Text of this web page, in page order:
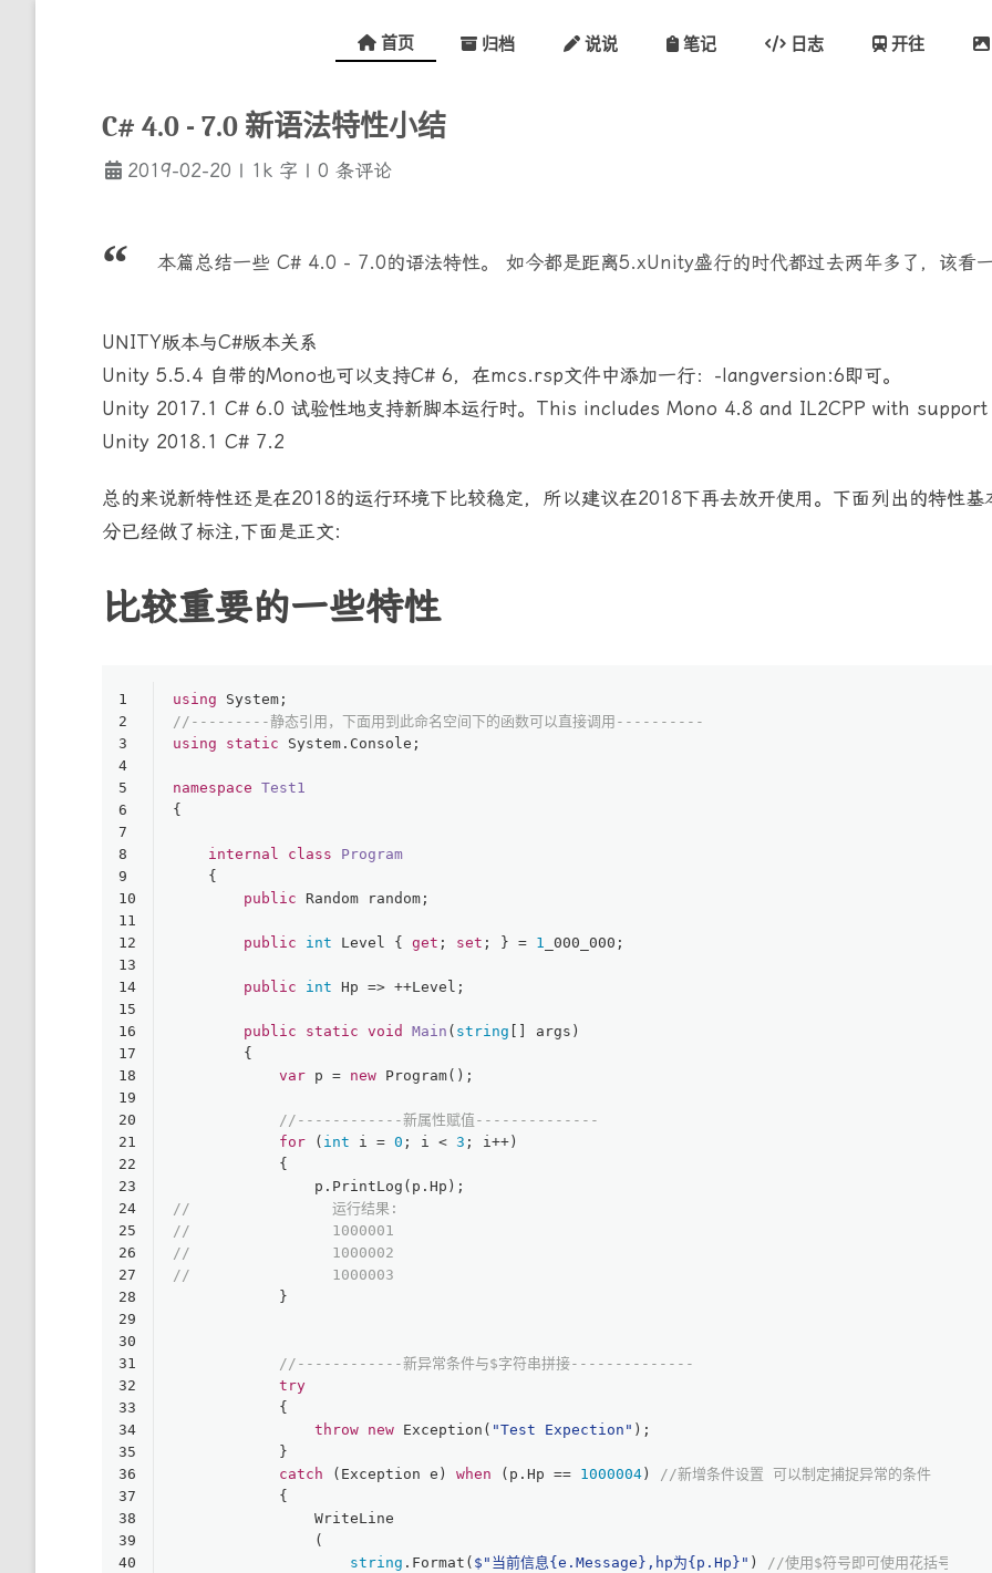
首页 归档 说说 笔记 日志 开往
C# 4.0 - 7.0 新语法特性小结
2019-02-20 | 1k字 | 0 条评论
本篇总结一些 C# 4.0 - 7.0的语法特性。 如今都是距离5.xUnity盛行的时代都过去两年多了，该看一
UNITY版本与C#版本关系
Unity 5.5.4 自带的Mono也可以支持C# 6，在mcs.rsp文件中添加一行：-langversion:6即可。
Unity 2017.1 C# 6.0 试验性地支持新脚本运行时。This includes Mono 4.8 and IL2CPP with
Unity 2018.1 C# 7.2
总的来说新特性还是在2018的运行环境下比较稳定，所以建议在2018下再去放开使用。下面列出的特性
分已经做了标注,下面是正文:
比较重要的一些特性
1
2
3
4
5
6
7
8
9
10
11
12
13
14
15
16
17
18
19
20
21
22
23
24
25
26
27
28
29
30
31
32
33
34
35
36
37
38
39
40
using System;
//---------静态引用，下面用到此命名空间下的函数可以直接调用----------
using
static System.Console;
namespace Test1
{
internal class
Program
    {
public Random random;
public int Level { get ; set ; } = 1 _000_000;
public int Hp => ++Level;
public static void Main ( string [] args )
        {
var p = new Program();
//------------新属性赋值--------------
for ( int i = 0 ; i < 3 ; i++)
            {
                p.PrintLog(p.Hp);
//                运行结果:
//                1000001
//                1000002
//                1000003
            }
//------------新异常条件与$字符串拼接--------------
try
            {
throw new Exception( "Test Expection" );
            }
catch (Exception e) when (p.Hp == 1000004)
//新增条件设置 可以制定捕捉异常的条件
            {
                WriteLine
                (
string .Format( $"当前信息{e.Message} ,hp为{p.Hp} " )
//使用$符号即可使用花括号自定义